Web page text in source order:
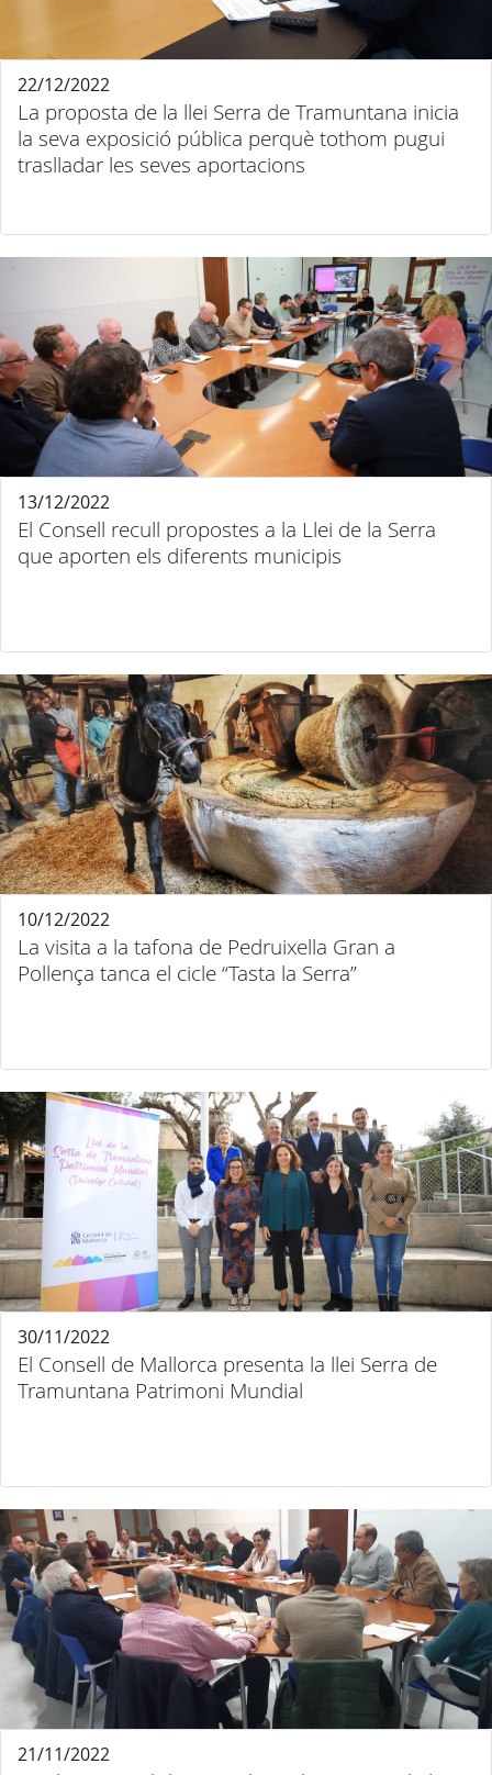
La proposta de la llei Serra de Tramuntana inicia
la seva exposició pública perquè tothom pugui
traslladar les seves aportacions
22/12/2022
El Consell recull propostes a la Llei de la Serra
que aporten els diferents municipis
13/12/2022
La visita a la tafona de Pedruixella Gran a
Pollença tanca el cicle “Tasta la Serra”
10/12/2022
El Consell de Mallorca presenta la llei Serra de
Tramuntana Patrimoni Mundial
30/11/2022
21/11/2022